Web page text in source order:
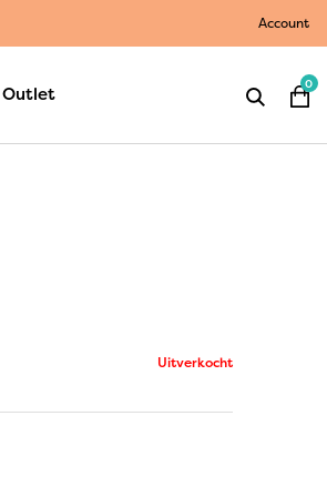
Account
Outlet 0
Uitverkocht